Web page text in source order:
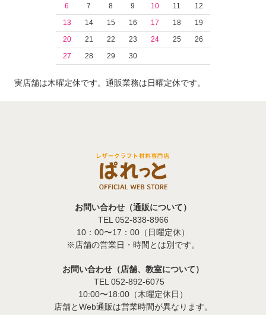
6
7 8 9 10 11
12
13
14 15 16 17 18
19
20
21 22 23 24 25
26
27
28 29 30
実店舗は木曜定休です。通販業務は日曜定休です。
お問い合わせ（通販について）
TEL 052-838-8966
10：00〜17：00（日曜定休）
※店舗の営業日・時間とは別です。
お問い合わせ（店舗、教室について）
TEL 052-892-6075
10:00〜18:00（木曜定休日）
店舗とWeb通販は営業時間が異なります。